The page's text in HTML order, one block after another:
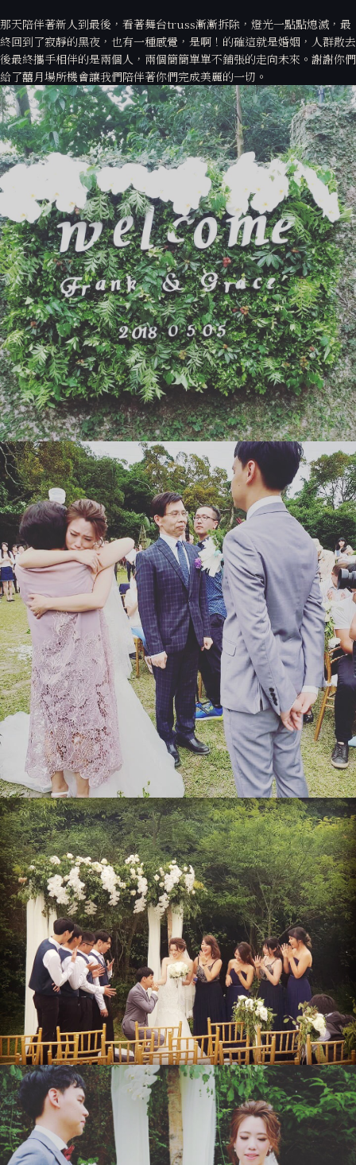
那天陪伴著新人到最後，看著舞台truss漸漸拆除，燈光一點點熄滅，最
終回到了寂靜的黑夜，也有一種感覺，是啊！的確這就是婚姻，人群散去
後最終攜手相伴的是兩個人，兩個簡簡單單不鋪張的走向未來。謝謝你們
給了囍月場所機會讓我們陪伴著你們完成美麗的一切。